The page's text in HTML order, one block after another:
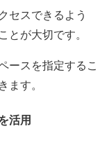
セスできるよう
が大切です。
ースを指定するこ
す。
活用